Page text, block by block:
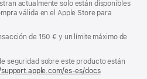
actualmente solo están disponibles
válida en el Apple Store para
de 150 € y un límite máximo de
seguridad sobre este producto están
support.apple.com/es-es/docs(se